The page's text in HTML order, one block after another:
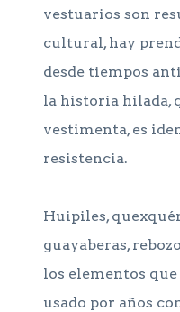
vestuarios son
cultural, hay
desde tiempos
la historia hilada,
vestimenta, es
resistencia.
Huipiles,
guayaberas,
los elementos
usado por años